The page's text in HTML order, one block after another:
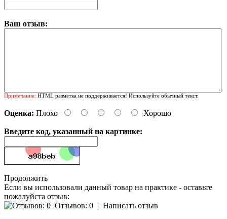
Ваш отзыв:
Примечание: HTML разметка не поддерживается! Используйте обычный текст.
Оценка: Плохо Хорошо
Введите код, указанный на картинке:
Продолжить
Если вы использовали данный товар на практике - оставьте
пожалуйста отзыв:
Отзывов: 0 | Написать отзыв